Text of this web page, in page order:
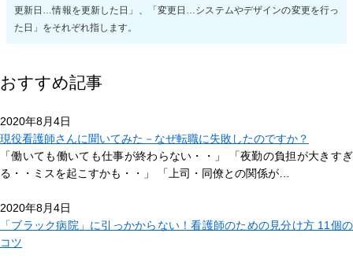
更新日…情報を更新した日」、「変更日…システムやデザインの変更を行っ
た日」をそれぞれ指します。
おすすめ記事
2020年8月4日
現役看護師さんに聞いてみた－なぜ転職に失敗したのですか？
「働いても働いても仕事が終わらない・・」 「夜勤の負担が大きすぎ
る・・ミスを起こすかも・・」 「上司・同僚との関係が…
2020年8月4日
「ブラック病院」に引っかからない！看護師のための見分け方 11個の
コツ